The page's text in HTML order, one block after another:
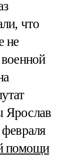
что
не
Ярослав
помощи